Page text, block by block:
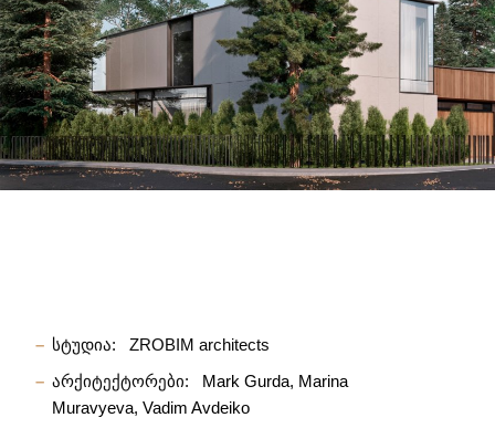
სტუდია:
ZROBIM architects
არქიტექტორები:
Mark Gurda Marina
Muravyeva Vadim Avdeiko